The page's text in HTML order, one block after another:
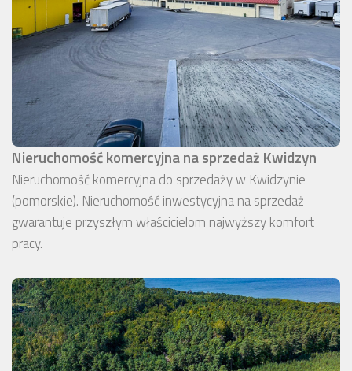
Nieruchomość komercyjna na sprzedaż Kwidzyn
Nieruchomość komercyjna do sprzedaży w Kwidzynie
(pomorskie). Nieruchomość inwestycyjna na sprzedaż
gwarantuje przyszłym właścicielom najwyższy komfort
pracy.